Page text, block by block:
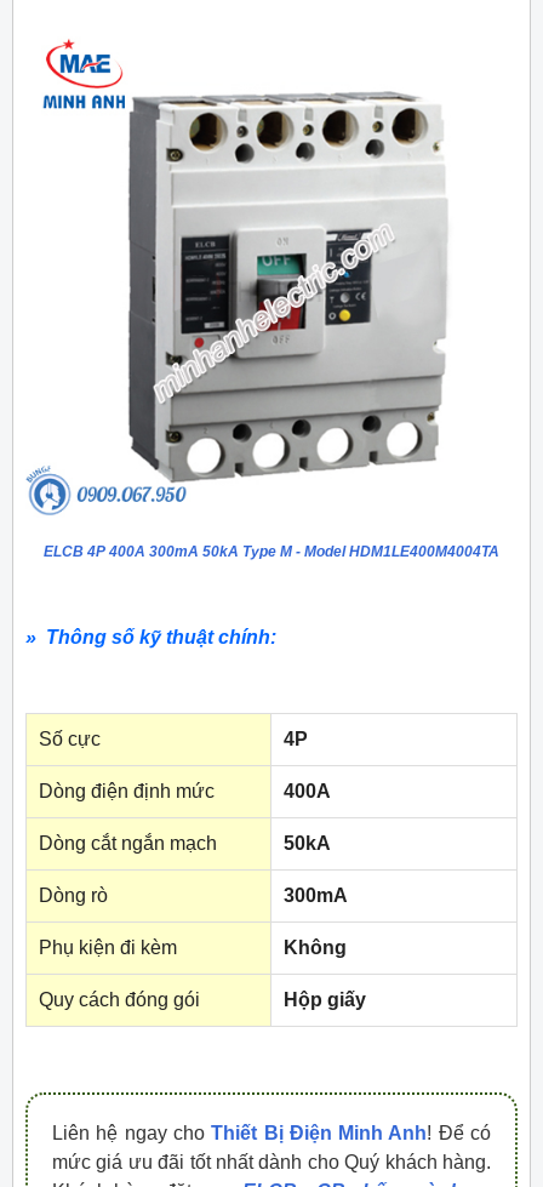
ELCB 4P 400A 300mA 50kA Type M - Model HDM1LE400M4004TA
» Thông số kỹ thuật chính:
Số cực 4P
Dòng điện định mức 400A
Dòng cắt ngắn mạch 50kA
Dòng rò 300mA
Phụ kiện đi kèm Không
Quy cách đóng gói Hộp giấy
Liên hệ ngay choThiết Bị Điện Minh Anh! Để có
mức giá ưu đãi tốt nhất dành cho Quý khách hàng.